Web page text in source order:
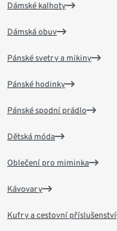
Dámské kalhoty
Dámská obuv
Pánské svetry a mikiny
Pánské hodinky
Pánské spodní prádlo
Dětská móda
Oblečení pro miminka
Kávovary
Kufry a cestovní příslušenství